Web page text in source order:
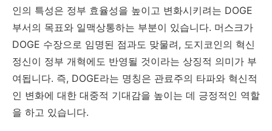
인의 특성은 정부 효율성을 높이고 변화시키려는 DOGE
부서의 목표와 일맥상통하는 부분이 있습니다. 머스크가
DOGE 수장으로 임명된 점과도 맞물려, 도지코인의 혁신
정신이 정부 개혁에도 반영될 것이라는 상징적 의미가 부
여됩니다. 즉, DOGE라는 명칭은 관료주의 타파와 혁신적
인 변화에 대한 대중적 기대감을 높이는 데 긍정적인 역할
을 하고 있습니다.